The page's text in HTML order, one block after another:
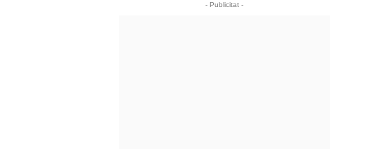
- Publicitat -